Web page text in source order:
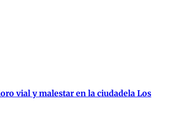
vial y malestar en la ciudadela Los